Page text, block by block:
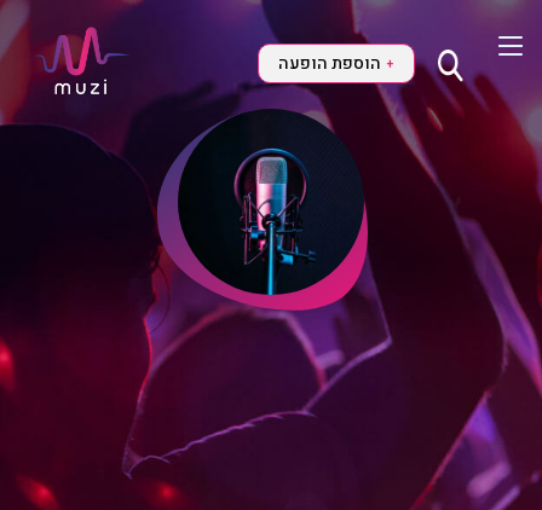
+ הוספת הופעה